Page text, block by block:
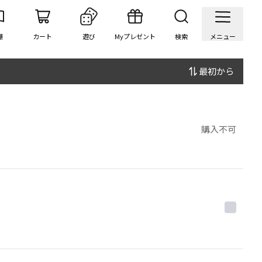
カート 遊び Myプレゼント 検索 メニュー
最初から
購入不可